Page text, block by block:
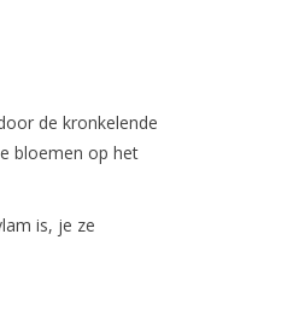
de kronkelende
bloemen op het
is, je ze